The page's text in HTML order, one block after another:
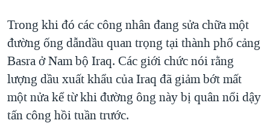
Trong khi đó các công nhân đang sửa chữa một
đường ống dẫndầu quan trọng tại thành phố cảng
Basra ở Nam bộ Iraq. Các giới chức nói rằng
lượng dầu xuất khẩu của Iraq đã giảm bớt mất
một nửa kể từ khi đường ông này bị quân nổi dậy
tấn công hồi tuần trước.